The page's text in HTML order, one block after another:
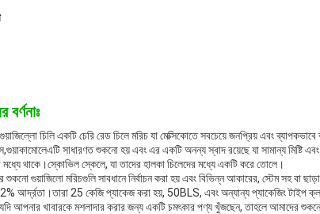
বর্ণনাঃ
চিলি একটি চেরি রেড চিলে মরিচ যা মেক্সিকোতে সবচেয়ে জনপ্রিয় এবং
সাধারণত শুকনো হয় এবং এর একটি অনন্য স্বাদ রয়েছে যা সামান্য মিষ্টি
থাকে।স্কোভিল স্কেলে, যা তাদের হালকা চিলেদের মধ্যে একটি করে তোলে।
শুকনো গুয়াজিলো মরিচগুলি সাবধানে নির্বাচন করা হয় এবং বিভিন্ন আকারের, স্টেম সহ বা
আর্দ্রতা।তারা 25 কেজি প্যাকেজ করা হয়, 50BLS, এবং অন্যান্য প্যাকেজিং টাইপ
আপনার খাবারকে মশলাদার করার জন্য একটি চমৎকার পণ্য খুঁজছেন, তাহলে আমাদের